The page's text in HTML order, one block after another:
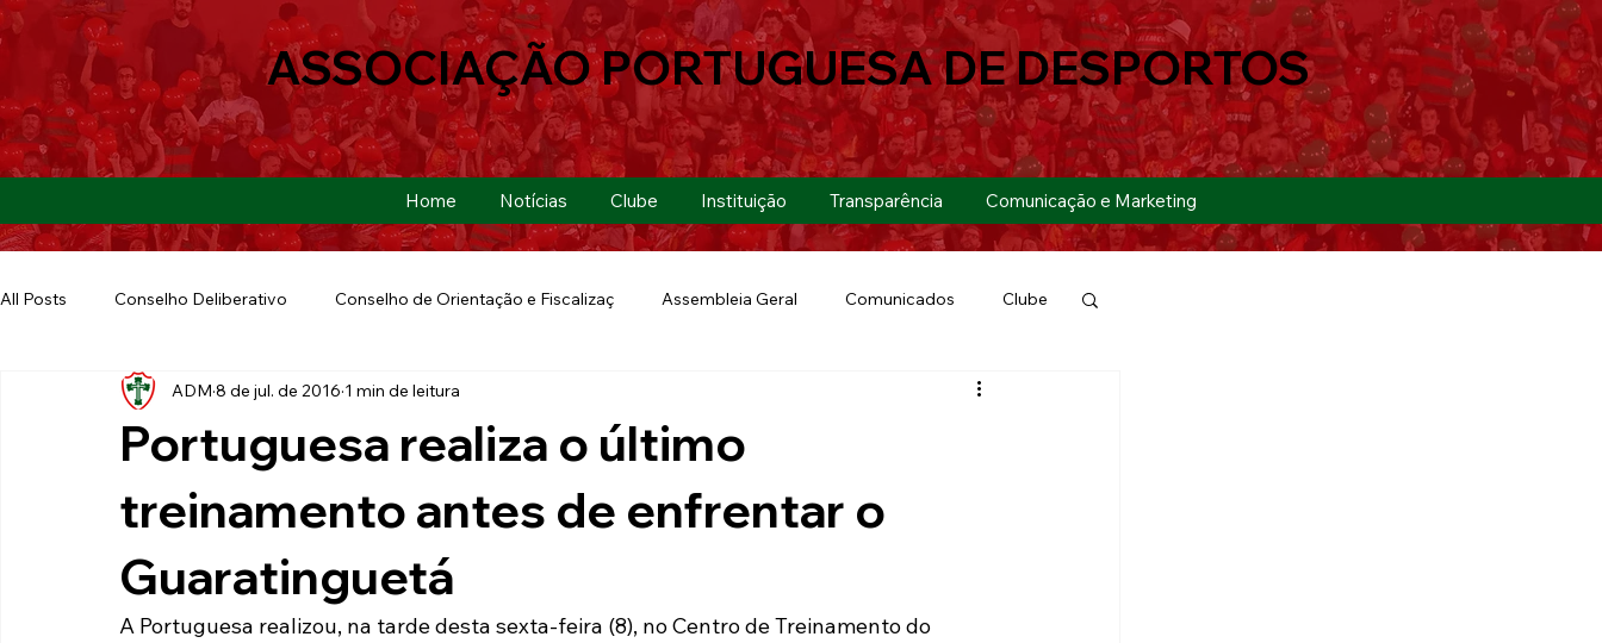
Home Notícias Clube Instituição Transparência Comunicação e Marketing
ASSOCIAÇÃO PORTUGUESA DE DESPORTOS
All Posts Conselho Deliberativo Conselho de Orientação e Fiscalizaç Assembleia Geral Comunicados Clube
Ação Social Futebol Americano Copa São Paulo
Futebol de Base Lusa Run 2019 Lusa
Paulista A2 2019 Portuguesas pelo Brasil
Portuguesa realiza o último
treinamento antes de enfrentar o
Guaratinguetá
ADM 8 de jul. de 2016 1 min de leitura
A Portuguesa realizou, na tarde desta sexta-feira (8), no Centro de Treinamento do